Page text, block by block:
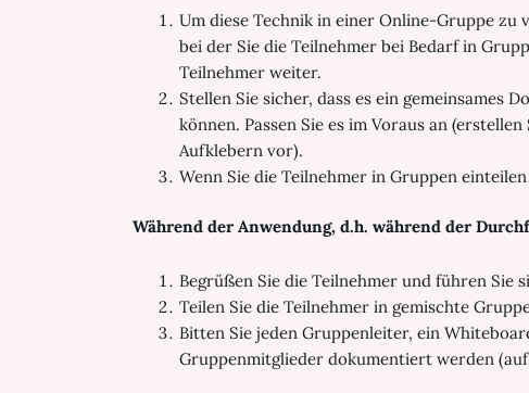
Um diese Technik in einer Online-Gruppe zu
bei der Sie die Teilnehmer bei Bedarf in
Teilnehmer weiter.
Stellen Sie sicher, dass es ein gemeinsames
können. Passen Sie es im Voraus an
Aufklebern vor).
Wenn Sie die Teilnehmer in Gruppen
Während der Anwendung, d.h. während der
Begrüßen Sie die Teilnehmer und führen Sie
Teilen Sie die Teilnehmer in gemischte
Bitten Sie jeden Gruppenleiter, ein
Gruppenmitglieder dokumentiert werden